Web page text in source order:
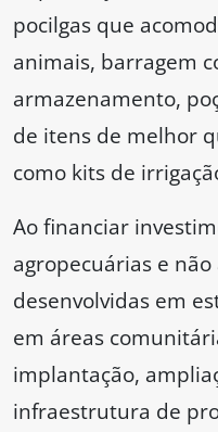
pocilgas que
animais, barragem
armazenamento,
de itens de melhor
como kits de
Ao financiar
agropecuárias e
desenvolvidas em
em áreas
implantação,
infraestrutura de